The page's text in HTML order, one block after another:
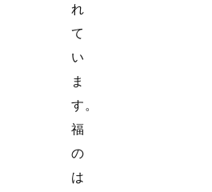
れ
て
い
ま
す。
福
の
は